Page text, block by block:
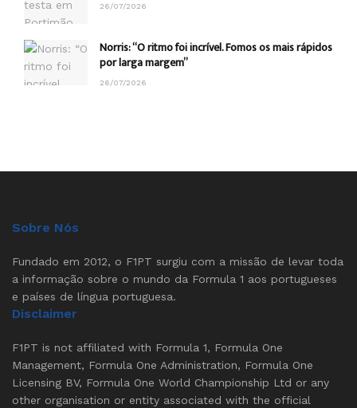
26/07/2026
Norris: “O ritmo foi incrível. Fomos os mais rápidos
por larga margem”
26/07/2026
Sobre Nós
Fundado em 2012, o F1PT surgiu com a missão de levar toda
a informação sobre o mundo da Formula 1 aos portugueses
e países de língua portuguesa.
Disclaimer
F1PT is not affiliated with Formula 1, Formula One
Management, Formula One Administration, Formula One
Licensing BV, Formula One World Championship Ltd or any
other organisation or entity associated with the official